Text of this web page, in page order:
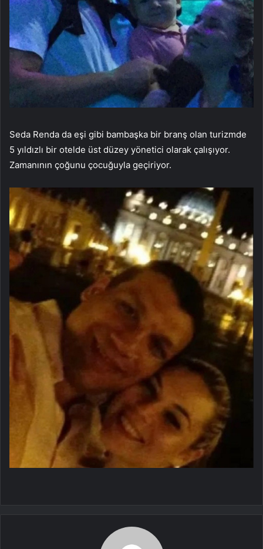
Seda Renda da eşi gibi bambaşka bir branş olan turizmde
5 yıldızlı bir otelde üst düzey yönetici olarak çalışıyor.
Zamanının çoğunu çocuğuyla geçiriyor.